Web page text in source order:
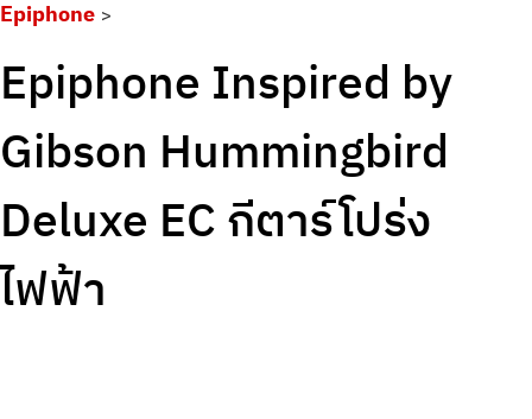
Epiphone >
Epiphone Inspired by
Gibson Hummingbird
Deluxe EC กีตาร์โปร่ง
ไฟฟ้า